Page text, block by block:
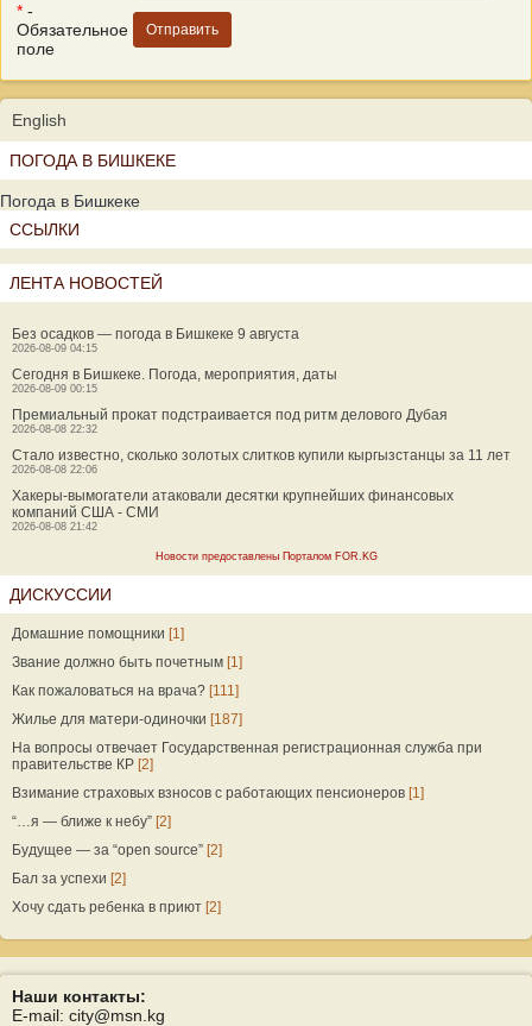
* -
Обязательное
поле
English
ПОГОДА В БИШКЕКЕ
Погода в Бишкеке
ССЫЛКИ
ЛЕНТА НОВОСТЕЙ
Без осадков — погода в Бишкеке 9 августа
2026-08-09 04:15
Сегодня в Бишкеке. Погода, мероприятия, даты
2026-08-09 00:15
Премиальный прокат подстраивается под ритм делового Дубая
2026-08-08 22:32
Стало известно, сколько золотых слитков купили кыргызстанцы за 11 лет
2026-08-08 22:06
Хакеры-вымогатели атаковали десятки крупнейших финансовых
компаний США - СМИ
2026-08-08 21:42
Новости предоставлены Порталом FOR.KG
ДИСКУССИИ
Домашние помощники [1]
Звание должно быть почетным [1]
Как пожаловаться на врача? [111]
Жилье для матери-одиночки [187]
На вопросы отвечает Государственная регистрационная служба при
правительстве КР [2]
Взимание страховых взносов с работающих пенсионеров [1]
“…я — ближе к небу” [2]
Будущее — за “open source” [2]
Бал за успехи [2]
Хочу сдать ребенка в приют [2]
Наши контакты:
E-mail: city@msn.kg